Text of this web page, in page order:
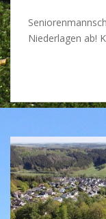
Niederlagen ab!